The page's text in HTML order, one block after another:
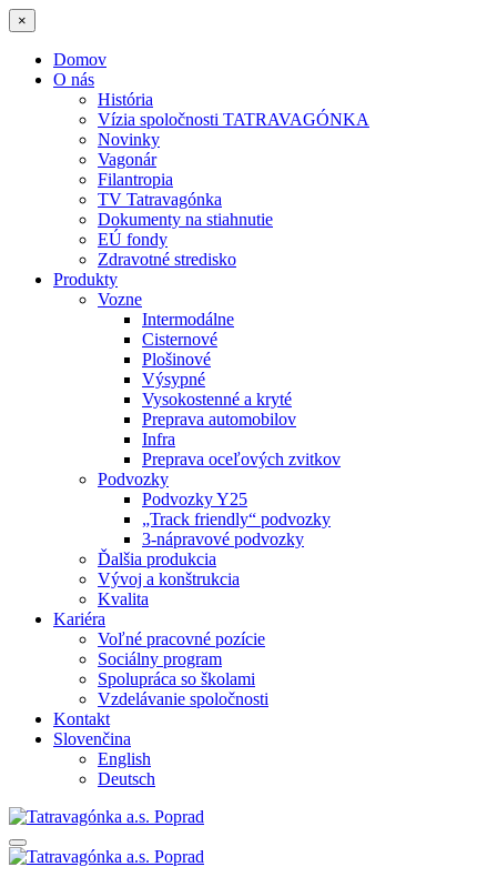
×
Domov
O nás
História
Vízia spoločnosti TATRAVAGÓNKA
Novinky
Vagonár
Filantropia
TV Tatravagónka
Dokumenty na stiahnutie
EÚ fondy
Zdravotné stredisko
Produkty
Vozne
Intermodálne
Cisternové
Plošinové
Výsypné
Vysokostenné a kryté
Preprava automobilov
Infra
Preprava oceľových zvitkov
Podvozky
Podvozky Y25
„Track friendly“ podvozky
3-nápravové podvozky
Ďalšia produkcia
Vývoj a konštrukcia
Kvalita
Kariéra
Voľné pracovné pozície
Sociálny program
Spolupráca so školami
Vzdelávanie spoločnosti
Kontakt
Slovenčina
English
Deutsch